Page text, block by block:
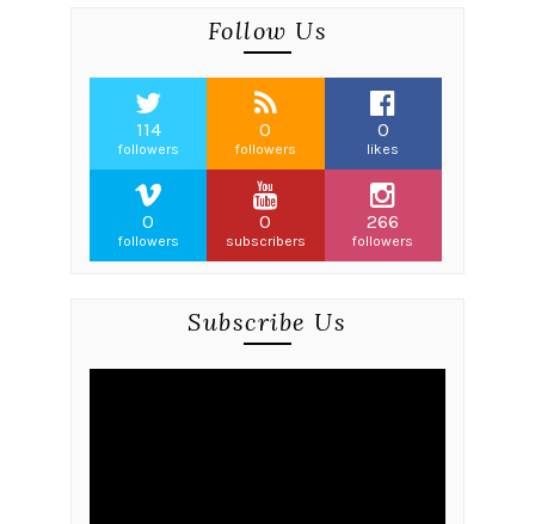
Follow Us
114
followers
0
followers
0
likes
0
followers
0
subscribers
266
followers
Subscribe Us